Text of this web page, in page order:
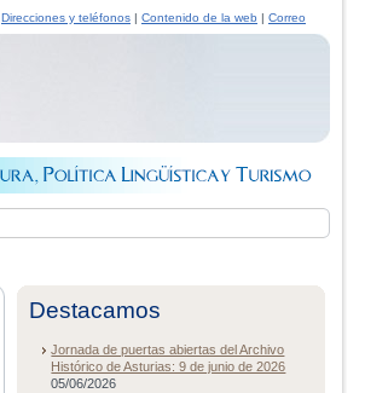
Direcciones y teléfonos | Contenido de la web | Correo
Destacamos
Jornada de puertas abiertas del Archivo
Histórico de Asturias: 9 de junio de 2026
05/06/2026